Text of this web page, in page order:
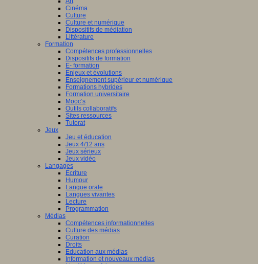
Cinéma
Culture
Culture et numérique
Dispositifs de médiation
Littérature
Formation
Compétences professionnelles
Dispositifs de formation
E- formation
Enjeux et évolutions
Enseignement supérieur et numérique
Formations hybrides
Formation universitaire
Mooc’s
Outils collaboratifs
Sites ressources
Tutorat
Jeux
Jeu et éducation
Jeux 4/12 ans
Jeux sérieux
Jeux vidéo
Langages
Ecriture
Humour
Langue orale
Langues vivantes
Lecture
Programmation
Médias
Compétences informationnelles
Culture des médias
Curation
Droits
Education aux médias
Information et nouveaux médias